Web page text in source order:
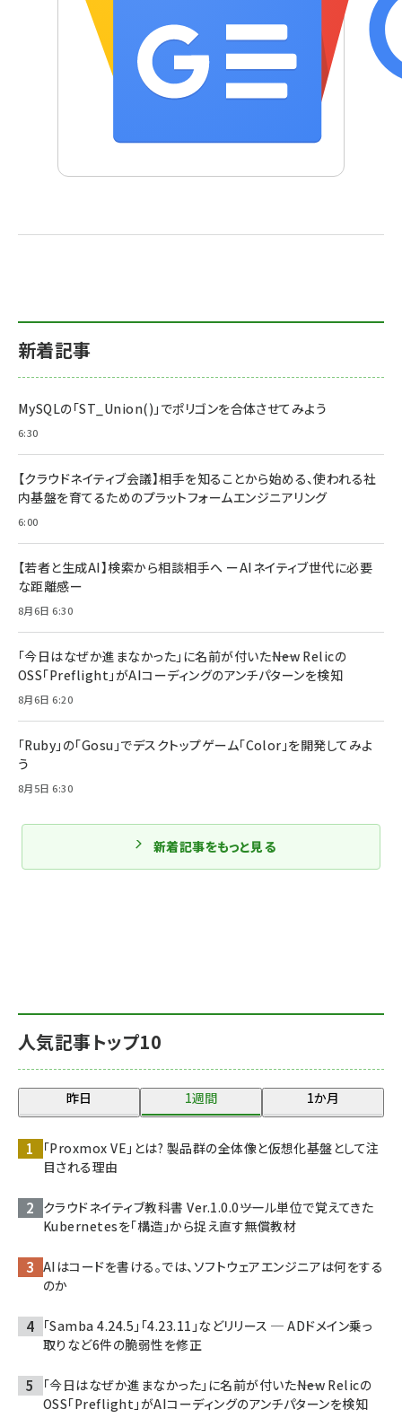
人気記事トップ10
昨日 1週間 1か月
「Proxmox VE」とは? 製品群の全体像と仮想化基盤として注
目される理由
クラウドネイティブ教科書 Ver.1.0.0――ツール単位で覚えてきた
Kubernetesを「構造」から捉え直す無償教材
AIはコードを書ける。では、ソフトウェアエンジニアは何をする
のか
「Samba 4.24.5」「4.23.11」などリリース ─ ADドメイン乗っ
取りなど6件の脆弱性を修正
「今日はなぜか進まなかった」に名前が付いた――New Relicの
OSS「Preflight」がAIコーディングのアンチパターンを検知
新着記事
MySQLの「ST_Union()」でポリゴンを合体させてみよう
6:30
【クラウドネイティブ会議】相手を知ることから始める、使われる社
内基盤を育てるためのプラットフォームエンジニアリング
6:00
【若者と生成AI】検索から相談相手へ ーAIネイティブ世代に必要
な距離感ー
8月6日 6:30
「今日はなぜか進まなかった」に名前が付いた――New Relicの
OSS「Preflight」がAIコーディングのアンチパターンを検知
8月6日 6:20
「Ruby」の「Gosu」でデスクトップゲーム「Color」を開発してみよ
う
8月5日 6:30
新着記事をもっと見る